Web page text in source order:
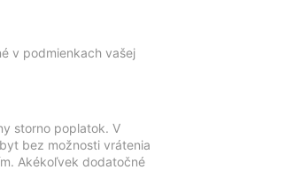
v podmienkach vašej
storno poplatok. V
bez možnosti vrátenia
Akékoľvek dodatočné